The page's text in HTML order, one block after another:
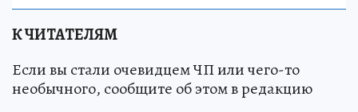
К ЧИТАТЕЛЯМ
Если вы стали очевидцем ЧП или чего-то
необычного, сообщите об этом в редакцию